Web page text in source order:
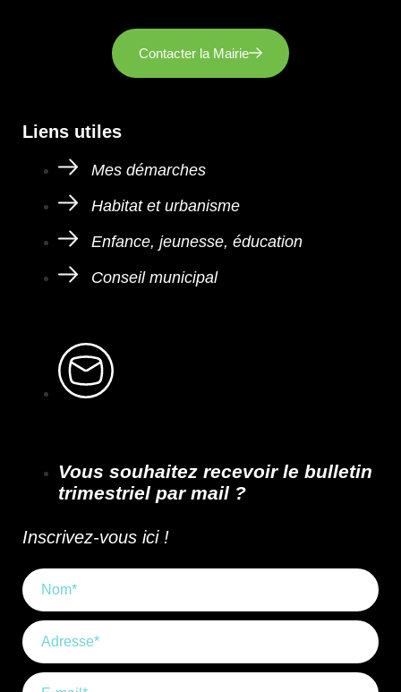
Contacter la Mairie
Liens utiles
Mes démarches
Habitat et urbanisme
Enfance, jeunesse, éducation
Conseil municipal
Vous souhaitez recevoir le bulletin
trimestriel par mail ?
Inscrivez-vous ici !